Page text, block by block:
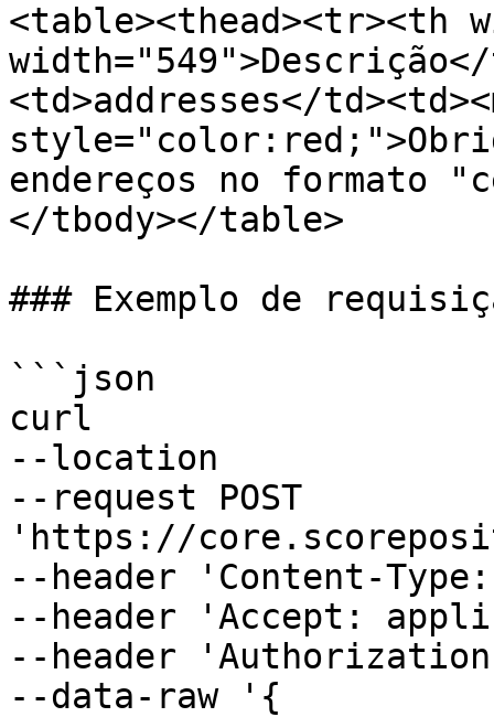
<table><thead><tr><th
<td>addresses</
endereços no formato
</tbody></table>
### Exemplo de
```json
curl
--location
--request POST
'https://
--header 'Content-
--header 'Accept:
--header
--data-raw '{